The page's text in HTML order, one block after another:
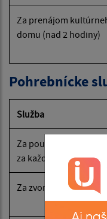
Za prenájom
domu (nad 2 hodiny)
Pohrebnícke
Služba
Za použitie
za každý začatý deň
Za zvonenie v rozhlase